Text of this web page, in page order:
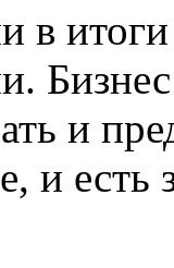
в
и
и есть